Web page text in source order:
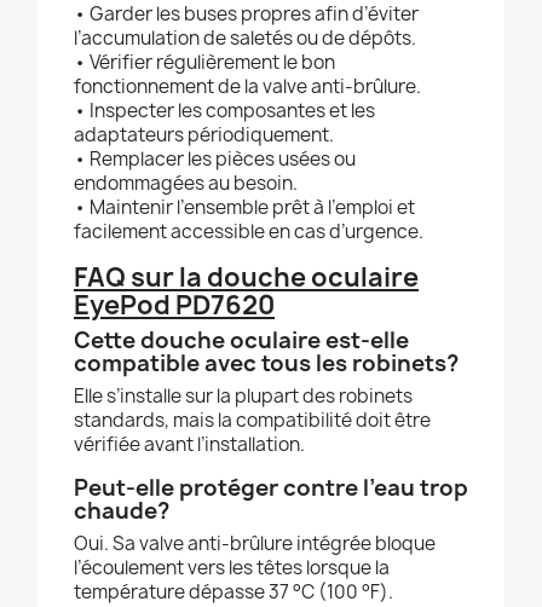
• Garder les buses propres afin d’éviter
l’accumulation de saletés ou de dépôts.
• Vérifier régulièrement le bon
fonctionnement de la valve anti-brûlure.
• Inspecter les composantes et les
adaptateurs périodiquement.
• Remplacer les pièces usées ou
endommagées au besoin.
• Maintenir l’ensemble prêt à l’emploi et
facilement accessible en cas d’urgence.
FAQ sur la douche oculaire
EyePod PD7620
Cette douche oculaire est-elle
compatible avec tous les robinets?
Elle s’installe sur la plupart des robinets
standards, mais la compatibilité doit être
vérifiée avant l’installation.
Peut-elle protéger contre l’eau trop
chaude?
Oui. Sa valve anti-brûlure intégrée bloque
l’écoulement vers les têtes lorsque la
température dépasse 37 °C (100 °F).